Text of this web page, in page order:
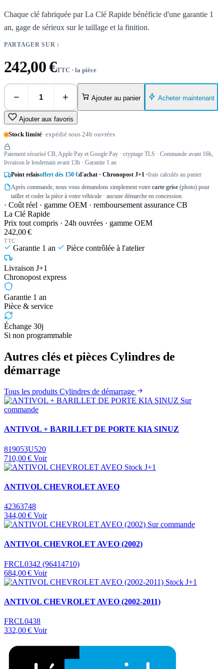
Chaque clé fabriquée par La Clé Rapide bénéficie d'une garantie 1
an, gage de sérieux sur le taillage et la finition.
PARTAGER SUR :
242,00 €TTC · la pièce
− + Ajouter au panier Acheter maintenant
Ajouter aux favoris
Stock limité· expédié sous 24h ouvrées
Paiement sécurisé CB, Apple Pay et Google Pay · cryptage TLS · Commande avant 16h,
livraison le lendemain avant 13h · Garantie 1 an
Point relaisoffert dès 150 €d'achat · Chronopost J+1 ·frais calculés au panier
Après commande, nous vous demandons simplement votre carte grise (photo) pour
tailler et coder la pièce à votre véhicule · aucune démarche en concession.
· Coût réel · gamme OEM · remboursement assurance CB
La Clé Rapide
Prix tout compris · 24h ouvrées · gamme OEM
242,00 €
TTC
Garantie 1 an Pièce contrôlée à l'atelier
Livraison J+1
Chronopost express
Garantie 1 an
Pièce & service
Échange 30j
Si non programmable
Autres clés et pièces Cylindres de
démarrage
Tous les produits Cylindres de démarrage
Sur
commande
ANTIVOL + BARILLET DE PORTE KIA SINUZ
819053U520
710,00 € Voir
Stock J+1
ANTIVOL CHEVROLET AVEO
42363748
344,00 € Voir
Sur commande
ANTIVOL CHEVROLET AVEO (2002)
FRCL0342 (96414710)
684,00 € Voir
Stock J+1
ANTIVOL CHEVROLET AVEO (2002-2011)
FRCL0438
332,00 € Voir